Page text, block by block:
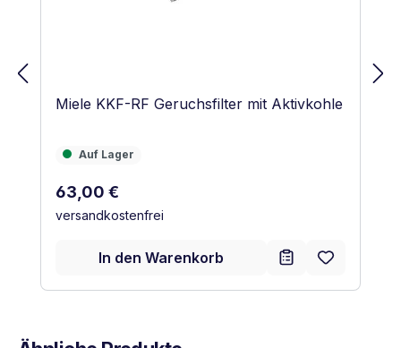
Miele KKF-RF Geruchsfilter mit Aktivkohle
Auf Lager
Auf Lager
Regulärer Preis:
63,00 €
versandkostenfrei
In den Warenkorb